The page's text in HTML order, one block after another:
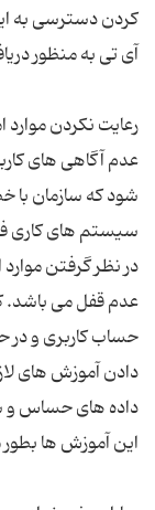
کردن دسترسی به
عدم آگاهی های
شود که سازمان با
سیستم های کاری
در نظر گرفتن
عدم قفل می باشد.
حساب کاربری و
دادن آموزش های
داده های حساس و